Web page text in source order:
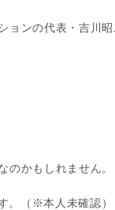
ョンの代表・吉川
のかもしれません。
。（※本人未確認）